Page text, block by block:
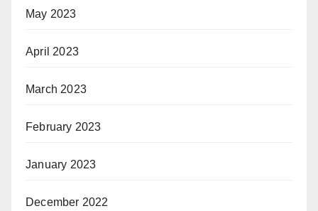
May 2023
April 2023
March 2023
February 2023
January 2023
December 2022